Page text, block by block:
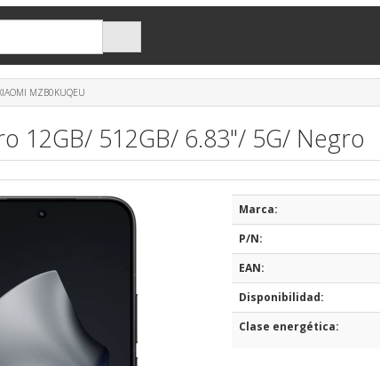
MZB0KUQEU
12GB/ 512GB/ 6.83"/ 5G/ Negro
Marca:
P/N:
EAN:
Disponibilidad:
Clase energética: